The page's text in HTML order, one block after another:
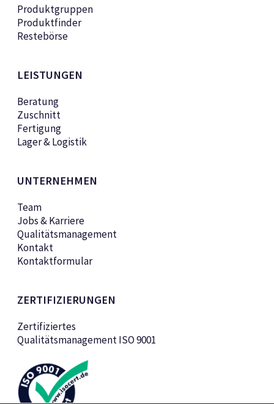
Produktgruppen
Produktfinder
Restebörse
LEISTUNGEN
Beratung
Zuschnitt
Fertigung
Lager & Logistik
UNTERNEHMEN
Team
Jobs & Karriere
Qualitätsmanagement
Kontakt
Kontaktformular
ZERTIFIZIERUNGEN
Zertifiziertes
Qualitätsmanagement ISO 9001